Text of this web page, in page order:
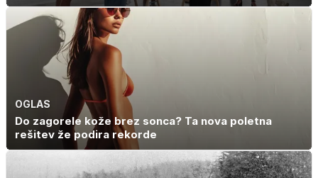
OGLAS
Do zagorele kože brez sonca? Ta nova poletna
rešitev že podira rekorde